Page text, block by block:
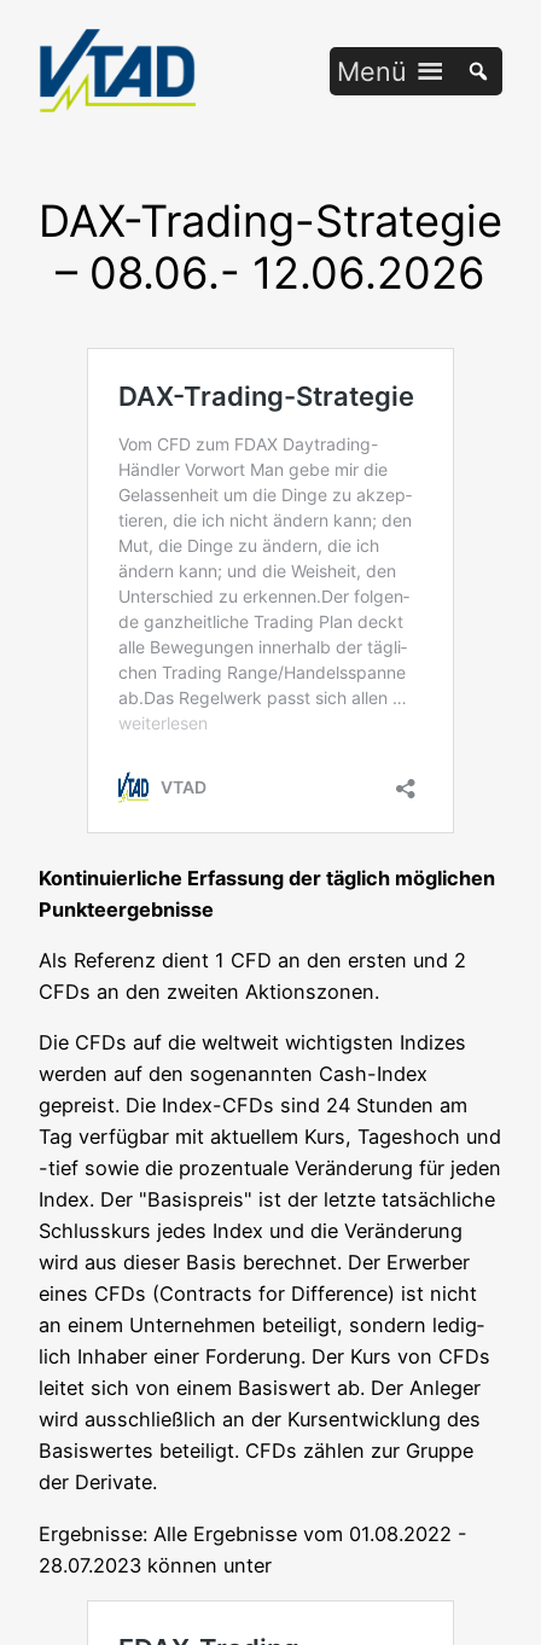
springen
Menü
DAX-Trading-Strategie
– 08.06.- 12.06.2026
Kon­ti­nu­ier­li­che Erfas­sung der täg­lich mög­li­chen
Punkteergebnisse
Als Refe­renz dient 1 CFD an den ers­ten und 2
CFDs an den zwei­ten Aktionszonen.
Die CFDs auf die welt­weit wich­tigs­ten Indi­zes
wer­den auf den soge­nann­ten Cash-Index
gepreist. Die Index-CFDs sind 24 Stun­den am
Tag ver­füg­bar mit aktu­el­lem Kurs, Tages­hoch und
-tief sowie die pro­zen­tua­le Ver­än­de­rung für jeden
Index. Der "Basis­preis" ist der letz­te tat­säch­li­che
Schluss­kurs jedes Index und die Ver­än­de­rung
wird aus die­ser Basis berech­net. Der Erwer­ber
eines CFDs (Con­tracts for Dif­fe­rence) ist nicht
an einem Unter­neh­men betei­ligt, son­dern ledig­
lich Inha­ber einer For­de­rung. Der Kurs von CFDs
lei­tet sich von einem Basis­wert ab. Der Anle­ger
wird aus­schließ­lich an der Kurs­ent­wick­lung des
Basis­wer­tes betei­ligt. CFDs zäh­len zur Grup­pe
der Derivate.
Ergeb­nis­se: Alle Ergeb­nis­se vom 01.08.2022 -
28.07.2023 kön­nen unter